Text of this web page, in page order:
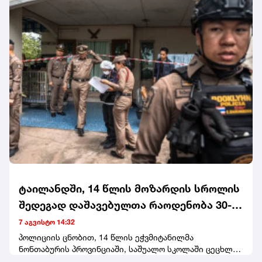
ანასტასია ბერუაშვილი და ნია იმნაძე 5 აგვისტოს
დააკავეს. იმნაძეს ბრალი ჯგუფურად ჯანმრთელობის
განზრახ მძიმე დაზიანების წაქეზების ფაქტზე,
ბერუაშვილს კი განსაკუთრებით მძიმე დანაშაულის
შეუტყობინებლობისთვის წაუყენეს.
ტაილანდში, 14 წლის მოზარდის სროლის
შედეგად დაშავებულთა რაოდენობა 30-
მდე გაიზარდა - მან ოჯახის წევრები და
სკოლის 5 მასწავლებელი მოკლა
7 აგვისტო 14:32
პოლიციის ცნობით, 14 წლის ეჭვმიტანილმა
ნონთაბურის პროვინციაში, საშუალო სკოლაში ცეცხლი